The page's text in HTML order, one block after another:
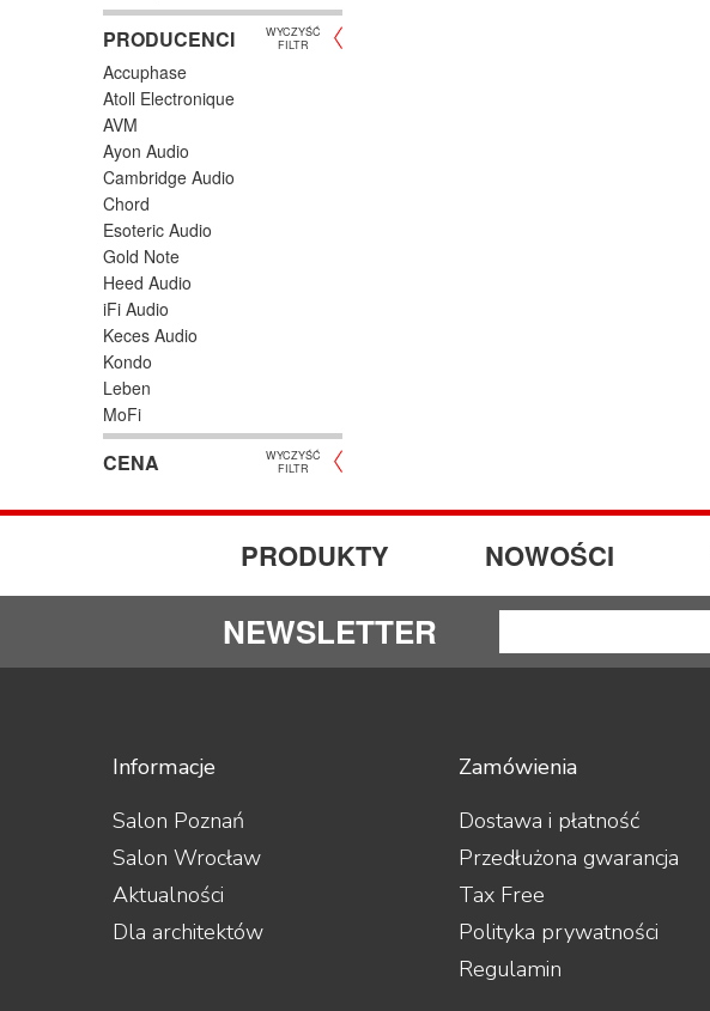
PRODUCENCI
WYCZYŚĆ
FILTR
Accuphase
Atoll Electronique
AVM
Ayon Audio
Cambridge Audio
Chord
Esoteric Audio
Gold Note
Heed Audio
iFi Audio
Keces Audio
Kondo
Leben
MoFi
Musical Fidelity
Naim Audio
Phasemation
Pro-Ject
Unison Research
Vincent
Yaqin
CENA
WYCZYŚĆ
FILTR
PRODUKTY NOWOŚCI
NEWSLETTER
Informacje
Salon Poznań
Salon Wrocław
Aktualności
Dla architektów
Zamówienia
Dostawa i płatność
Przedłużona gwarancja
Tax Free
Polityka prywatności
Regulamin